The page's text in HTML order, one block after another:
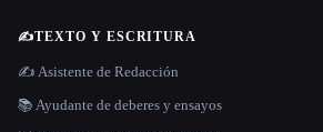
✍️TEXTO Y ESCRITURA
✍️ Asistente de Redacción
📚 Ayudante de deberes y ensayos